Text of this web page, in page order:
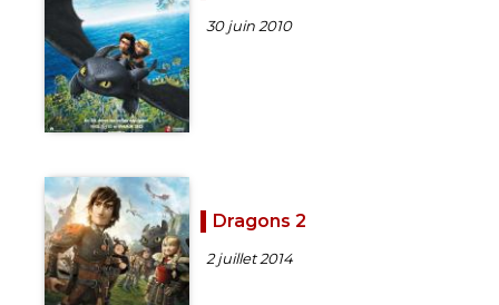
30 juin 2010
Dragons 2
2 juillet 2014